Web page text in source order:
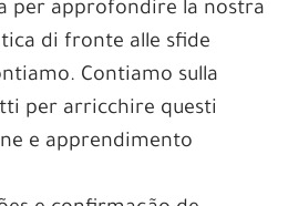
per approfondire la nostra
di fronte alle sfide
Contiamo sulla
per arricchire questi
e apprendimento